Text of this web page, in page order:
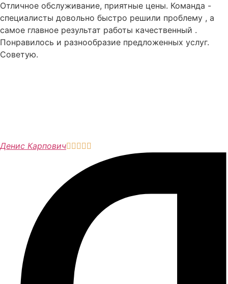
Отличное обслуживание, приятные цены. Команда -
специалисты довольно быстро решили проблему , а
самое главное результат работы качественный .
Понравилось и разнообразие предложенных услуг.
Советую.
Денис Карпович    